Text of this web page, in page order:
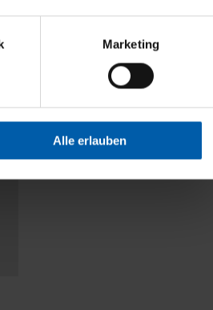
und Ihres Profils
Webpräsenz speichern wir
wie etwa unsere
Einkaufserlebnis
festlegen, die Sie erlauben
Marketing
Alle erlauben